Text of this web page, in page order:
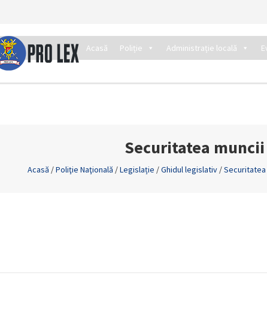
Acasă Poliție Administrație locală
Securitatea muncii
Acasă /Poliţie Naţională /Legislație /Ghidul legislativ /Securitatea